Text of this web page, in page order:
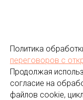
Политика
переговоров с
Продолжая
согласие на
файлов cookie,